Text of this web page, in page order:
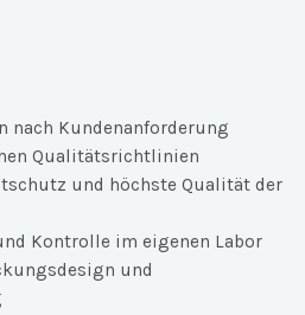
nach Kundenanforderung
Qualitätsrichtlinien
und höchste Qualität der
Kontrolle im eigenen Labor
und